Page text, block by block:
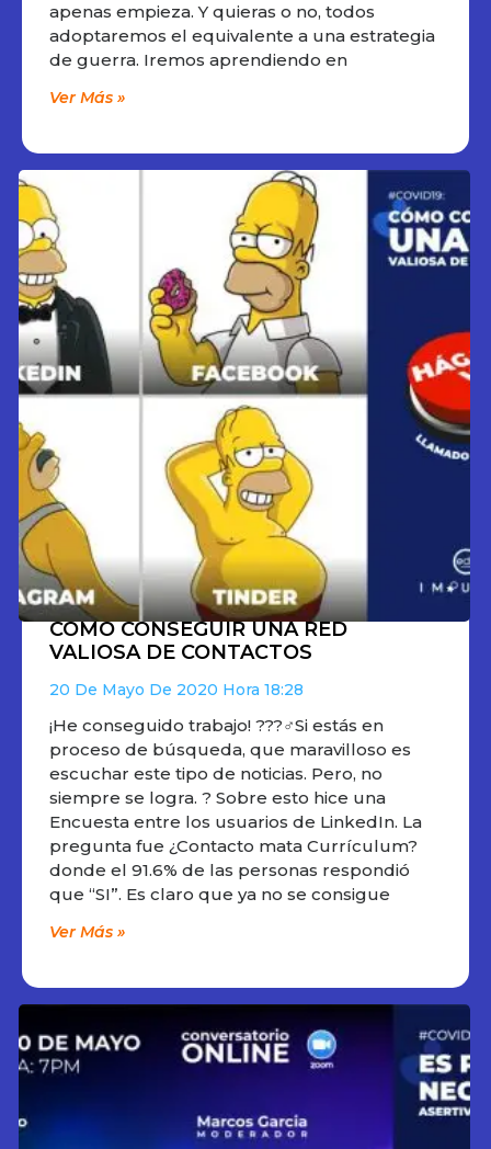
apenas empieza. Y quieras o no, todos
adoptaremos el equivalente a una estrategia
de guerra. Iremos aprendiendo en
Ver Más »
COMO CONSEGUIR UNA RED
VALIOSA DE CONTACTOS
20 De Mayo De 2020 18:28
¡He conseguido trabajo! ???‍♂️Si estás en
proceso de búsqueda, que maravilloso es
escuchar este tipo de noticias. Pero, no
siempre se logra. ? Sobre esto hice una
Encuesta entre los usuarios de LinkedIn. La
pregunta fue ¿Contacto mata Currículum?
donde el 91.6% de las personas respondió
que “SI”. Es claro que ya no se consigue
Ver Más »